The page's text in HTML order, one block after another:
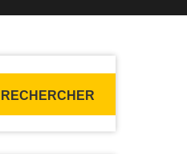
RECHERCHER